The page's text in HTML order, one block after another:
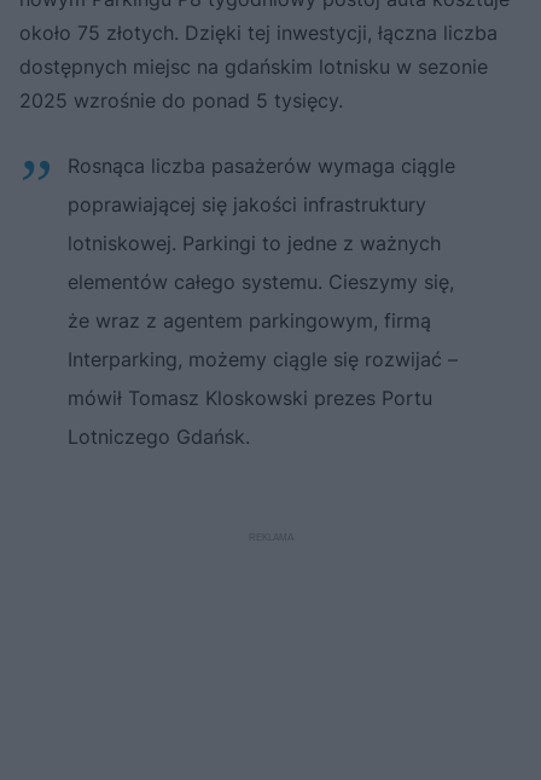
około 75 złotych. Dzięki tej inwestycji, łączna liczba
dostępnych miejsc na gdańskim lotnisku w sezonie
2025 wzrośnie do ponad 5 tysięcy.
Rosnąca liczba pasażerów wymaga ciągle
poprawiającej się jakości infrastruktury
lotniskowej. Parkingi to jedne z ważnych
elementów całego systemu. Cieszymy się,
że wraz z agentem parkingowym, firmą
Interparking, możemy ciągle się rozwijać –
mówił Tomasz Kloskowski prezes Portu
Lotniczego Gdańsk.